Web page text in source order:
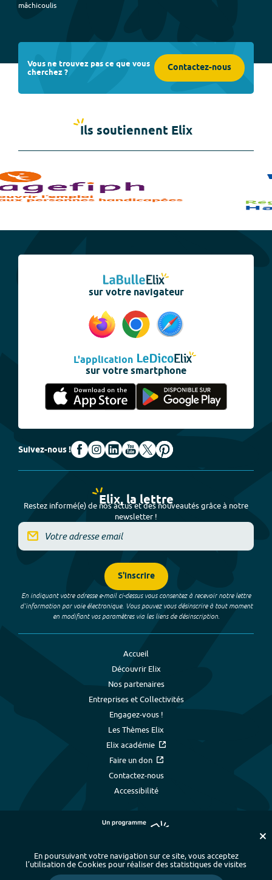
mâchicoulis
Vous ne trouvez pas ce que vous
cherchez ? Contactez-nous
Ils soutiennent Elix
sur votre navigateur
L'application
sur votre smartphone
Suivez-nous !
Elix, la lettre
Restez informé(e) de nos actus et des nouveautés grâce à notre
newsletter !
S'inscrire
En indiquant votre adresse e-mail ci-dessus vous consentez à recevoir notre lettre
d’information par voie électronique. Vous pouvez vous désinscrire à tout moment
en modifiant vos paramètres via les liens de désinscription.
Accueil
Découvrir Elix
Nos partenaires
Entreprises et Collectivités
Engagez-vous !
Les Thèmes Elix
Elix académie
Faire un don
Contactez-nous
Accessibilité
Plan du site - Index alphabétique -
En poursuivant votre navigation sur ce site, vous acceptez
l’utilisation de Cookies pour réaliser des statistiques de visites